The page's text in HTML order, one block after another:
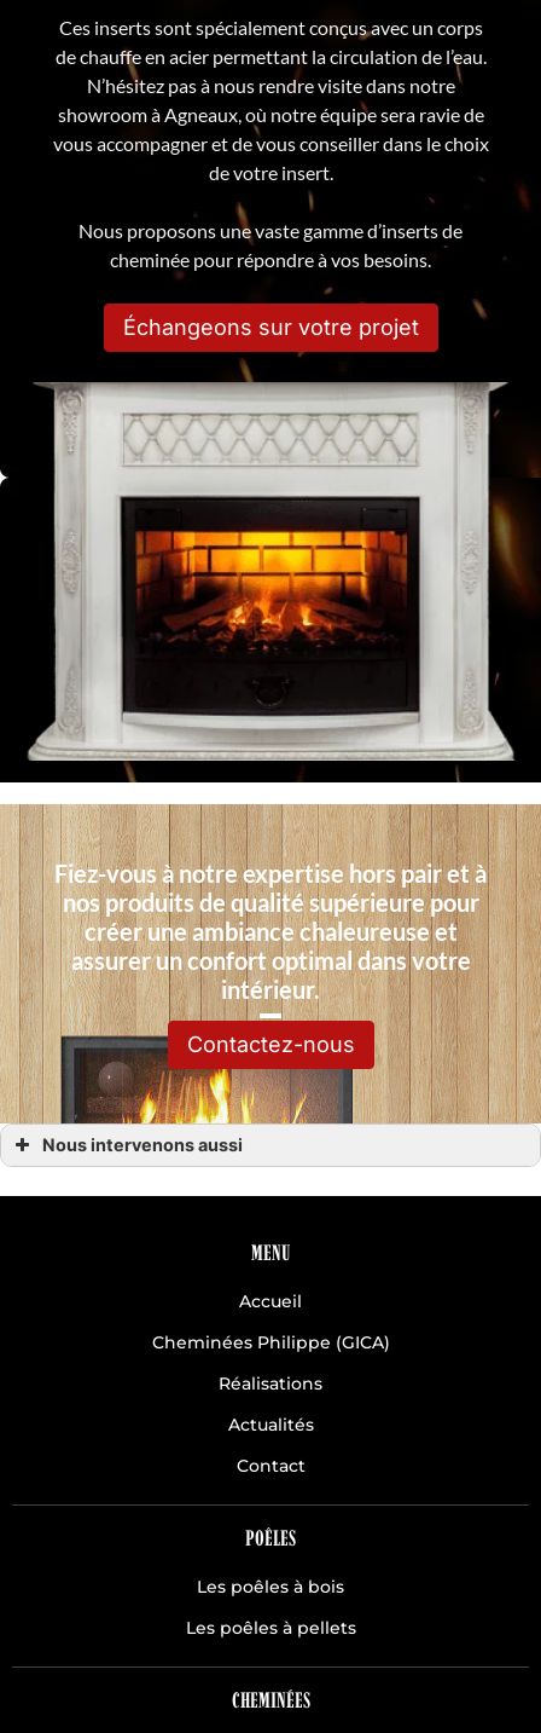
Ces inserts sont spécialement conçus avec un corps
de chauffe en acier permettant la circulation de l’eau.
N’hésitez pas à nous rendre visite dans notre
showroom à Agneaux, où notre équipe sera ravie de
vous accompagner et de vous conseiller dans le choix
de votre insert.
Nous proposons une vaste gamme d’inserts de
cheminée pour répondre à vos besoins.
Échangeons sur votre projet
Fiez-vous à notre expertise hors pair et à
nos produits de qualité supérieure pour
créer une ambiance chaleureuse et
assurer un confort optimal dans votre
intérieur.
Contactez-nous
Nous intervenons aussi
Les inserts Avranches
Inserts en Normandie
Inserts Saint-Lô, Granville (50)
MENU
Accueil
Cheminées Philippe (GICA)
Réalisations
Actualités
Contact
POÊLES
Les poêles à bois
Les poêles à pellets
CHEMINÉES